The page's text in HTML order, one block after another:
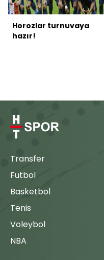
Horozlar turnuvaya
hazır!
Transfer
Futbol
Basketbol
Tenis
Voleybol
NBA